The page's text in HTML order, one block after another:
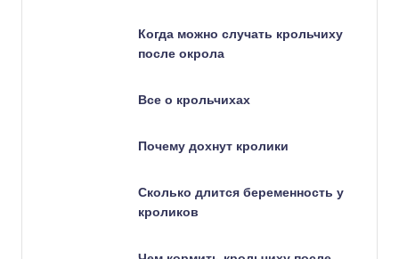
Когда можно случать крольчиху
после окрола
Все о крольчихах
Почему дохнут кролики
Сколько длится беременность у
кроликов